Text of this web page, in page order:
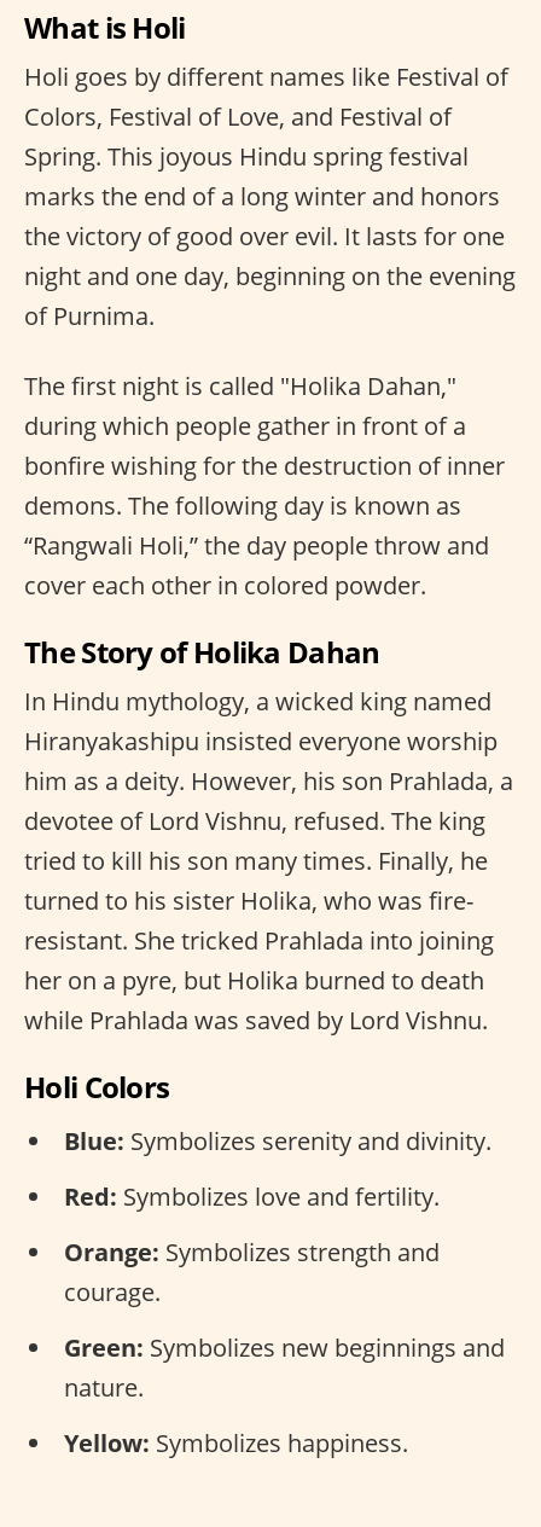
What is Holi
Holi goes by different names like Festival of
Colors, Festival of Love, and Festival of
Spring. This joyous Hindu spring festival
marks the end of a long winter and honors
the victory of good over evil. It lasts for one
night and one day, beginning on the evening
of Purnima.
The first night is called "Holika Dahan,"
during which people gather in front of a
bonfire wishing for the destruction of inner
demons. The following day is known as
“Rangwali Holi,” the day people throw and
cover each other in colored powder.
The Story of Holika Dahan
In Hindu mythology, a wicked king named
Hiranyakashipu insisted everyone worship
him as a deity. However, his son Prahlada, a
devotee of Lord Vishnu, refused. The king
tried to kill his son many times. Finally, he
turned to his sister Holika, who was fire-
resistant. She tricked Prahlada into joining
her on a pyre, but Holika burned to death
while Prahlada was saved by Lord Vishnu.
Holi Colors
Blue: Symbolizes serenity and divinity.
Red: Symbolizes love and fertility.
Orange: Symbolizes strength and
courage.
Green: Symbolizes new beginnings and
nature.
Yellow: Symbolizes happiness.